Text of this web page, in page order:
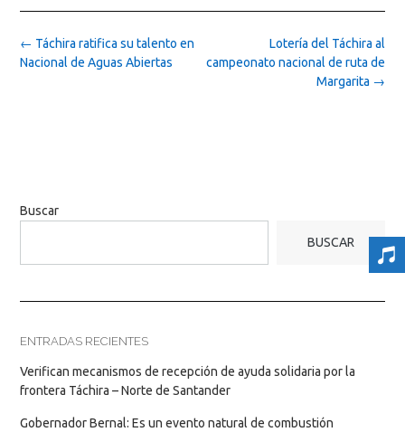
Post
navigation
Lotería del Táchira al
campeonato nacional de ruta de
Margarita →
← Táchira ratifica su talento en
Nacional de Aguas Abiertas
Buscar
BUSCAR
ENTRADAS RECIENTES
Verifican mecanismos de recepción de ayuda solidaria por la
frontera Táchira – Norte de Santander
Gobernador Bernal: Es un evento natural de combustión